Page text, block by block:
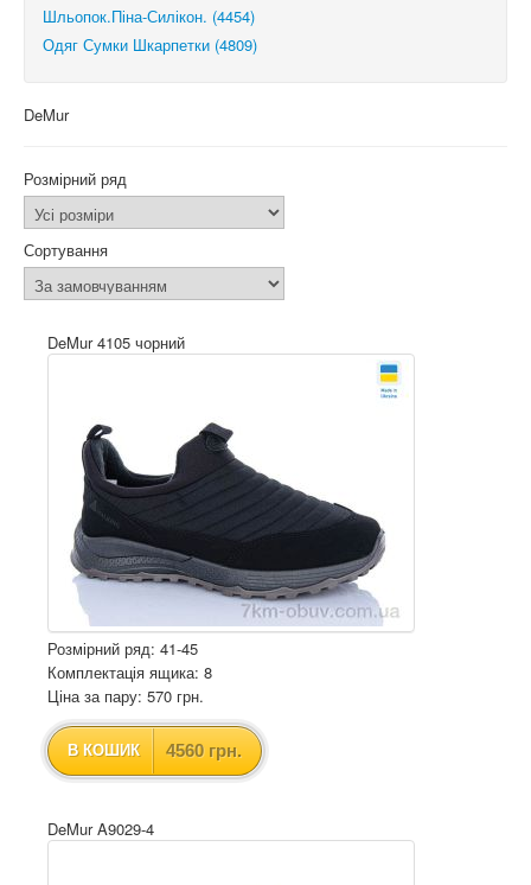
Шльопок.Піна-Силікон. (4454)
Одяг Сумки Шкарпетки (4809)
DeMur
Розмірний ряд
Сортування
DeMur 4105 чорний
Розмірний ряд: 41-45
Комплектація ящика: 8
Ціна за пару: 570 грн.
В КОШИК 4560 грн.
DeMur A9029-4